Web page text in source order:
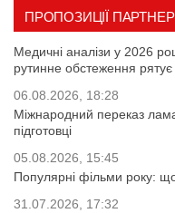
ПРОПОЗИЦІЇ
Медичні аналізи у 2026
рутинне обстеження рятує
06.08.2026, 18:28
Міжнародний переказ
підготовці
05.08.2026, 15:45
Популярні фільми року:
31.07.2026, 17:32